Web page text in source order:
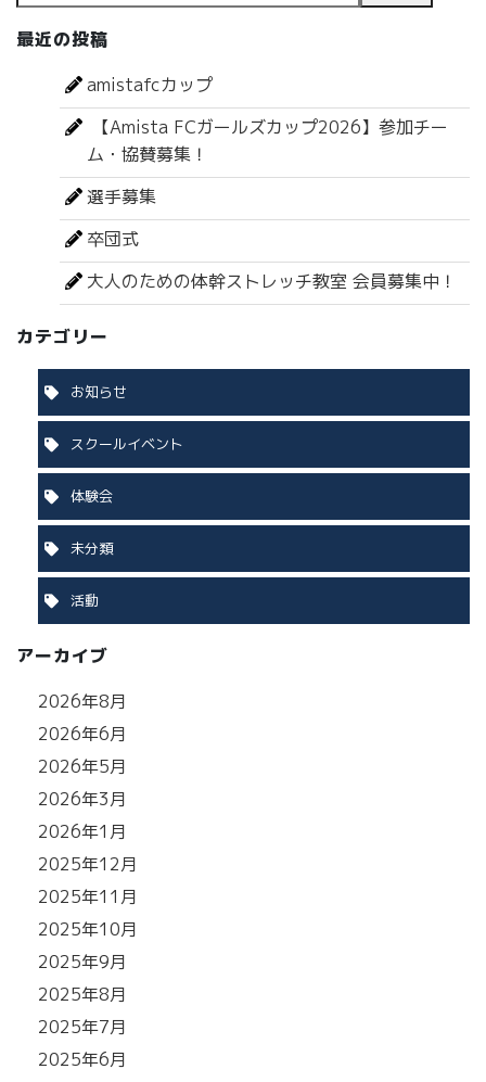
最近の投稿
amistafcカップ
【Amista FCガールズカップ2026】参加チー
ム・協賛募集！
選手募集
卒団式
大人のための体幹ストレッチ教室 会員募集中！
カテゴリー
お知らせ
スクールイベント
体験会
未分類
活動
アーカイブ
2026年8月
2026年6月
2026年5月
2026年3月
2026年1月
2025年12月
2025年11月
2025年10月
2025年9月
2025年8月
2025年7月
2025年6月